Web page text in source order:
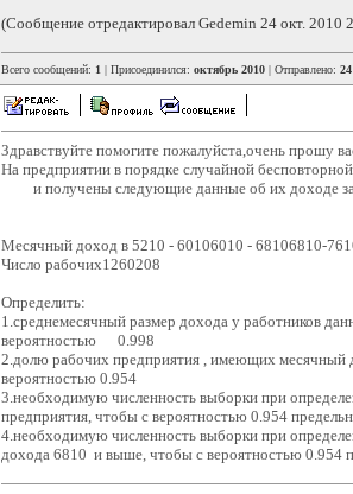
(Сообщение отредактировал Gedemin 24 окт. 2010
Всего сообщений: 1 | Присоединился: октябрь 2010 | Отправлено:
Здравствуйте помогите пожалуйста,очень прошу
На предприятии в порядке случайной
и получены следующие данные об их доходе
Месячный доход в 5210 - 60106010 - 68106810-
Число рабочих1260208
Определить:
1.среднемесячный размер дохода у работников
вероятностью 0.998
2.долю рабочих предприятия , имеющих месячный
вероятностью 0.954
3.необходимую численность выборки при
предприятия, чтобы с вероятностью 0.954
4.необходимую численность выборки при
дохода 6810 и выше, чтобы с вероятностью 0.954